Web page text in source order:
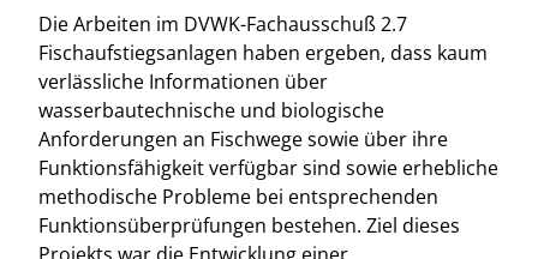
Die Arbeiten im DVWK-Fachausschuß 2.7
Fischaufstiegsanlagen haben ergeben, dass kaum
verlässliche Informationen über
wasserbautechnische und biologische
Anforderungen an Fischwege sowie über ihre
Funktionsfähigkeit verfügbar sind sowie erhebliche
methodische Probleme bei entsprechenden
Funktionsüberprüfungen bestehen. Ziel dieses